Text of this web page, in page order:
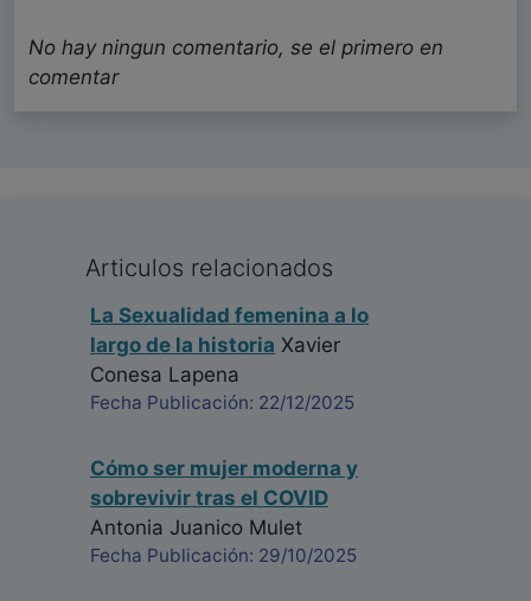
No hay ningun comentario, se el primero en
comentar
Articulos relacionados
La Sexualidad femenina a lo
largo de la historia Xavier
Conesa Lapena
Fecha Publicación: 22/12/2025
Cómo ser mujer moderna y
sobrevivir tras el COVID
Antonia Juanico Mulet
Fecha Publicación: 29/10/2025